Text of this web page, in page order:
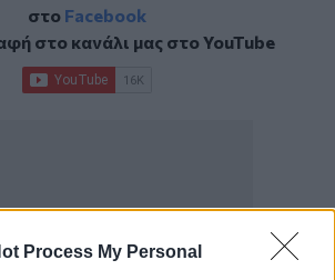
Process My Personal
στο Facebook
στο κανάλι μας στοYouTube